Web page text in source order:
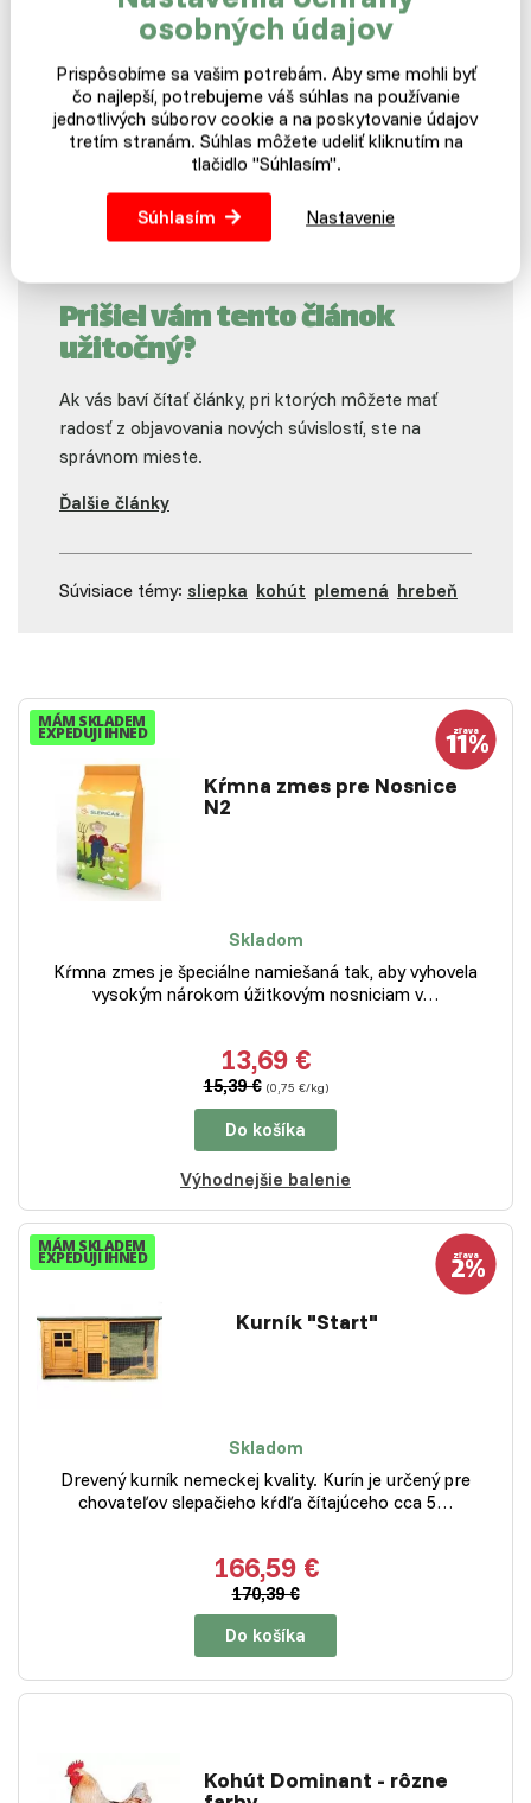
Prišiel vám tento článok
užitočný?
Ak vás baví čítať články, pri ktorých môžete mať
radosť z objavovania nových súvislostí, ste na
správnom mieste.
Ďalšie články
Súvisiace témy: sliepka kohút plemená hrebeň
MÁM SKLADEM
EXPEDUJI IHNED
Kŕmna zmes pre Nosnice
N2
Skladom
Kŕmna zmes je špeciálne namiešaná tak, aby vyhovela
vysokým nárokom úžitkovým nosniciam v…
13,69 €
15,39 € (0,75 €/kg)
Do košíka
Výhodnejšie balenie
MÁM SKLADEM
EXPEDUJI IHNED
Kurník "Start"
Skladom
Drevený kurník nemeckej kvality. Kurín je určený pre
chovateľov slepačieho kŕdľa čítajúceho cca 5…
166,59 €
170,39 €
Do košíka
Kohút Dominant - rôzne
osobných údajov
Prispôsobíme sa vašim potrebám. Aby sme mohli byť
čo najlepší, potrebujeme váš súhlas na používanie
jednotlivých súborov cookie a na poskytovanie údajov
tretím stranám. Súhlas môžete udeliť kliknutím na
tlačidlo "Súhlasím".
Súhlasím Nastavenie